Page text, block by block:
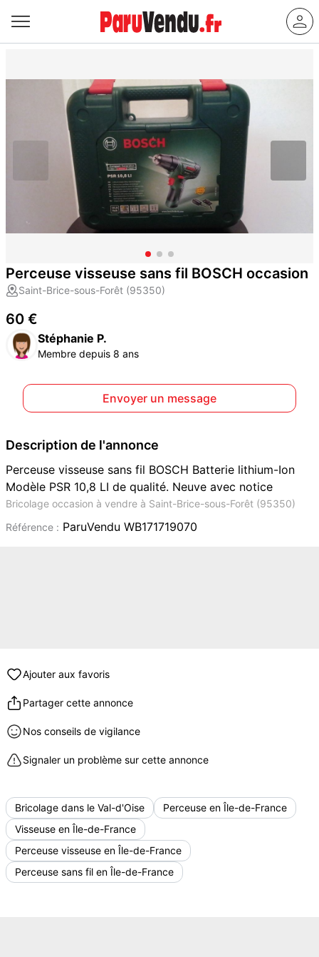
Perceuse visseuse sans fil BOSCH occasion
Saint-Brice-sous-Forêt (95350)
60 €
Stéphanie P.
Membre depuis 8 ans
Envoyer un message
Description de l'annonce
Perceuse visseuse sans fil BOSCH Batterie lithium-Ion
Modèle PSR 10,8 LI de qualité. Neuve avec notice
Bricolage occasion à vendre à Saint-Brice-sous-Forêt (95350)
Référence : ParuVendu WB171719070
Ajouter aux favoris
Partager cette annonce
Nos conseils de vigilance
Signaler un problème sur cette annonce
Bricolage dans le Val-d'Oise
Perceuse en Île-de-France
Visseuse en Île-de-France
Perceuse visseuse en Île-de-France
Perceuse sans fil en Île-de-France